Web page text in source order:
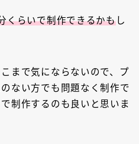
くらいで制作できるかもし
まで気にならないので、プ
ない方でも問題なく制作で
制作するのも良いと思いま